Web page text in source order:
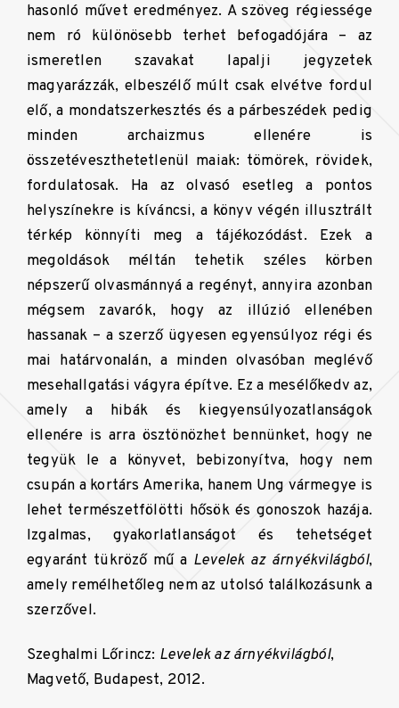
hasonló művet eredményez. A szöveg régiessége
nem ró különösebb terhet befogadójára – az
ismeretlen szavakat lapalji jegyzetek
magyarázzák, elbeszélő múlt csak elvétve fordul
elő, a mondatszerkesztés és a párbeszédek pedig
minden archaizmus ellenére is
összetéveszthetetlenül maiak: tömörek, rövidek,
fordulatosak. Ha az olvasó esetleg a pontos
helyszínekre is kíváncsi, a könyv végén illusztrált
térkép könnyíti meg a tájékozódást. Ezek a
megoldások méltán tehetik széles körben
népszerű olvasmánnyá a regényt, annyira azonban
mégsem zavarók, hogy az illúzió ellenében
hassanak – a szerző ügyesen egyensúlyoz régi és
mai határvonalán, a minden olvasóban meglévő
mesehallgatási vágyra építve. Ez a mesélőkedv az,
amely a hibák és kiegyensúlyozatlanságok
ellenére is arra ösztönözhet bennünket, hogy ne
tegyük le a könyvet, bebizonyítva, hogy nem
csupán a kortárs Amerika, hanem Ung vármegye is
lehet természetfölötti hősök és gonoszok hazája.
Izgalmas, gyakorlatlanságot és tehetséget
egyaránt tükröző mű a Levelek az árnyékvilágból,
amely remélhetőleg nem az utolsó találkozásunk a
szerzővel.
Szeghalmi Lőrincz: Levelek az árnyékvilágból,
Magvető, Budapest, 2012.